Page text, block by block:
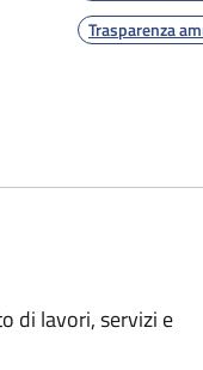
Trasparenza
di lavori, servizi e